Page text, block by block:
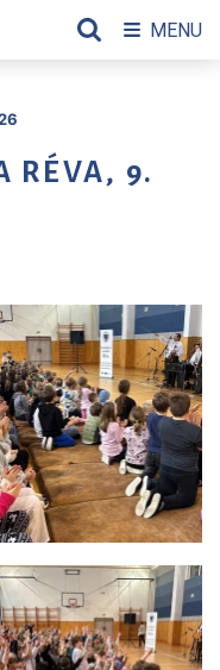
RÉVA, 9.
MENU